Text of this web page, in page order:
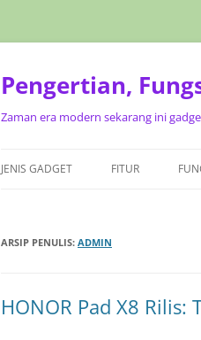
Pengertian,
Zaman era modern sekarang ini
JENIS GADGET FITUR
ARSIP PENULIS: ADMIN
HONOR Pad X8